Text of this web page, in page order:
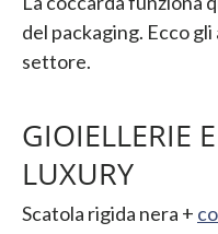
del packaging. Ecco
settore.
GIOIELLERIE
LUXURY
Scatola rigida nera +